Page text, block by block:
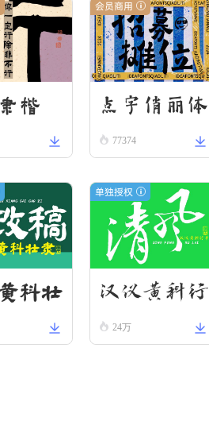
楷
会员商用
点字俏丽体
77374
科壮
单独授权
汉仪黄科行
书 W
24万